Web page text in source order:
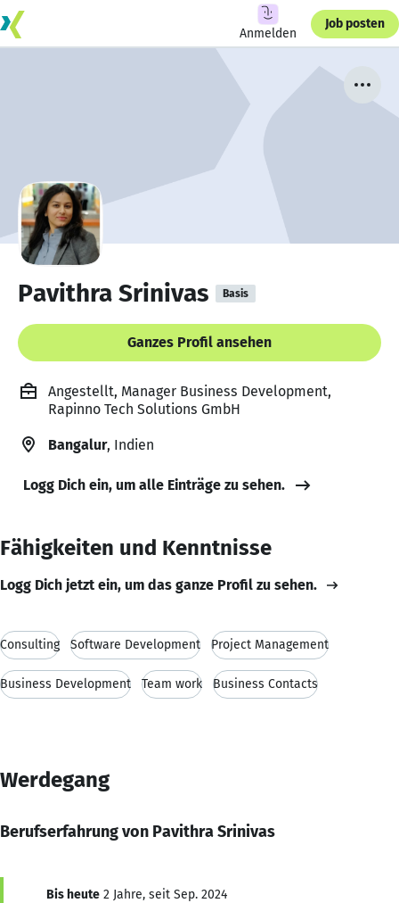
Anmelden
Job posten
Pavithra Srinivas Basis
Ganzes Profil ansehen
Angestellt, Manager Business Development,
Rapinno Tech Solutions GmbH
Bangalur, Indien
Logg Dich ein, um alle Einträge zu sehen.
Fähigkeiten und Kenntnisse
Logg Dich jetzt ein, um das ganze Profil zu sehen.
Consulting Software Development Project Management
Business Development Team work Business Contacts
Werdegang
Berufserfahrung von Pavithra Srinivas
Bis heute 2 Jahre, seit Sep. 2024